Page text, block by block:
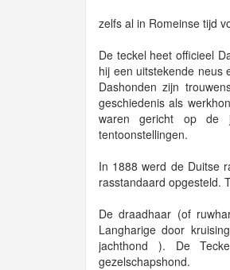
zelfs al in Romeinse tijd
De teckel heet officieel
hij een uitstekende neus
Dashonden zijn
geschiedenis als
waren gericht op de
tentoonstellingen.
In 1888 werd de Duitse
rasstandaard opgesteld.
De draadhaar (of
Langharige door
jachthond ). De
gezelschapshond.